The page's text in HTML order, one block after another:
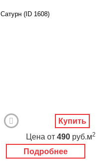
Сатурн (ID 1608)
Подробнее
Цена от 490 руб.м2
Купить